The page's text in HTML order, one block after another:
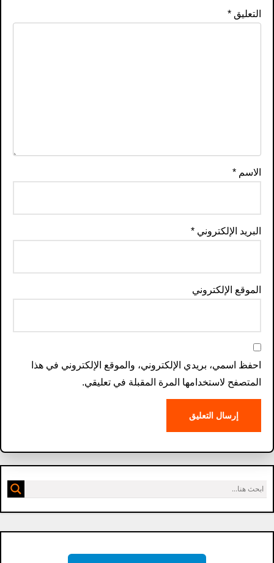
التعليق*
الاسم*
البريد الإلكتروني*
الموقع الإلكتروني
احفظ اسمي، بريدي الإلكتروني، والموقع الإلكتروني في هذا
المتصفح لاستخدامها المرة المقبلة في تعليقي.